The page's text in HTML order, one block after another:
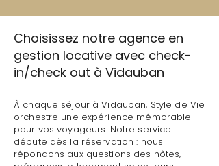
Choisissez notre agence en
gestion locative avec check-
in/check out à Vidauban
À chaque séjour à Vidauban, Style de Vie
orchestre une expérience mémorable
pour vos voyageurs. Notre service
débute dès la réservation : nous
répondons aux questions des hôtes,